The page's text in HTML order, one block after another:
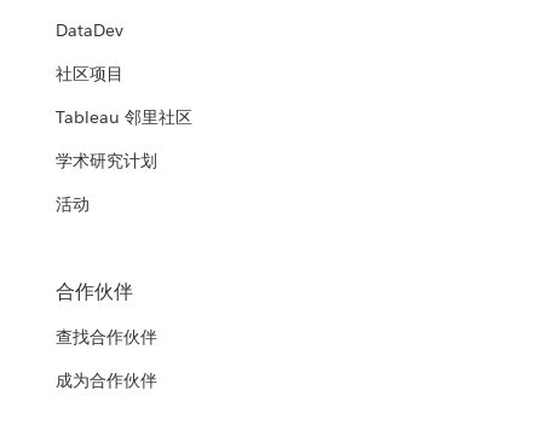
DataDev
社区项目
Tableau 邻里社区
学术研究计划
活动
合作伙伴
查找合作伙伴
成为合作伙伴